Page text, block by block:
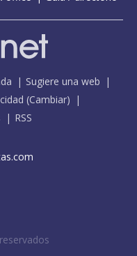
Sugiere una web
(Cambiar)
RSS